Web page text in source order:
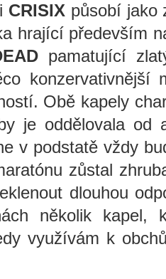
CRISIX působí jako
hrající především
pamatující
konzervativnější
Obě kapely
je oddělovala od
v podstatě vždy
zůstal
dlouhou
několik kapel,
využívám k